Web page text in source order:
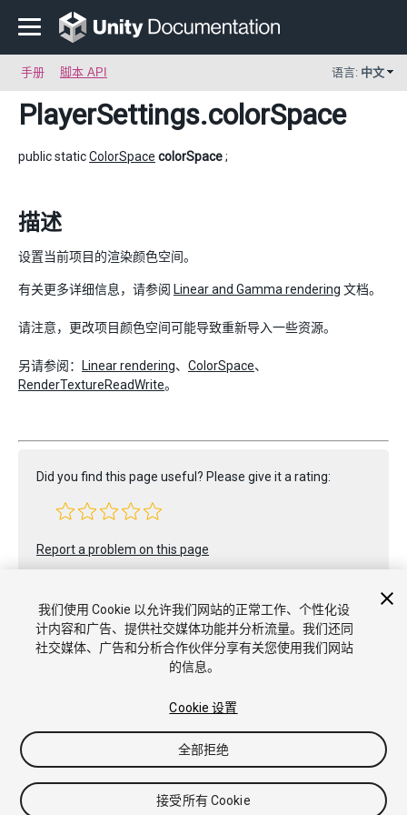
手册 脚本 API 语言: 中文
PlayerSettings.colorSpace
public staticColorSpace colorSpace;
描述
设置当前项目的渲染颜色空间。
有关更多详细信息，请参阅 Linear and Gamma rendering 文档。
请注意，更改项目颜色空间可能导致重新导入一些资源。
另请参阅： Linear rendering、 ColorSpace、
RenderTextureReadWrite。
Did you find this page useful? Please give it a rating:
Report a problem on this page
论坛 Asset Store
我们使用 Cookie 以允许我们网站的正常工作、个性化设
计内容和广告、提供社交媒体功能并分析流量。我们还同
社交媒体、广告和分析合作伙伴分享有关您使用我们网站
的信息。
Cookie 设置
全部拒绝
接受所有 Cookie